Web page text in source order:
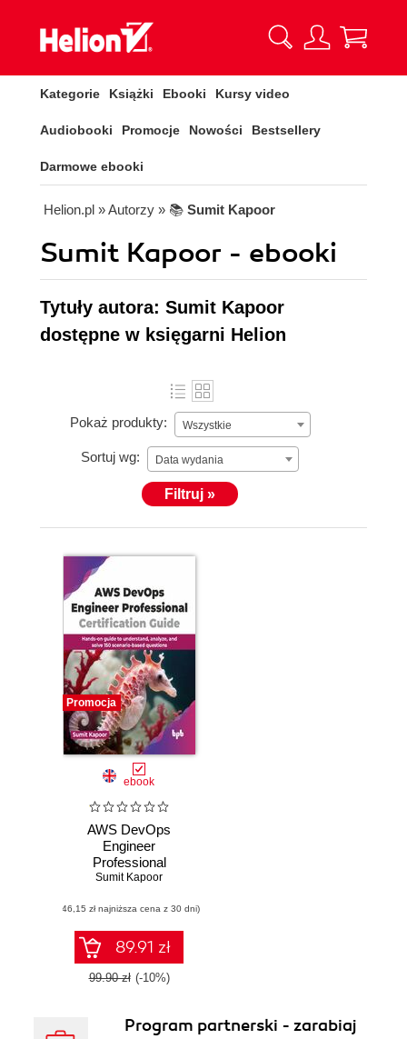
Kategorie Książki Ebooki Kursy video
Audiobooki Promocje Nowości Bestsellery
Darmowe ebooki
Helion.pl » Autorzy » 📚 Sumit Kapoor
Sumit Kapoor - ebooki
Tytuły autora: Sumit Kapoor
dostępne w księgarni Helion
Pokaż produkty: Wszystkie
Sortuj wg: Data wydania
Filtruj »
Promocja
ebook
AWS DevOps
Engineer
Professional
Certification Guide
Sumit Kapoor
(46,15 zł najniższa cena z 30 dni)
89.91 zł
99.90 zł (-10%)
Program partnerski - zarabiaj